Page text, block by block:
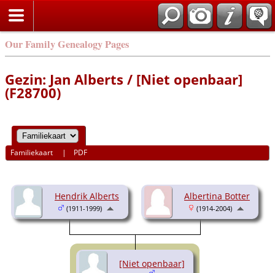
Our Family Genealogy Pages
Gezin: Jan Alberts / [Niet openbaar]
(F28700)
Familiekaart | PDF
Hendrik Alberts
(1911-1999)
Albertina Botter
(1914-2004)
[Niet openbaar]